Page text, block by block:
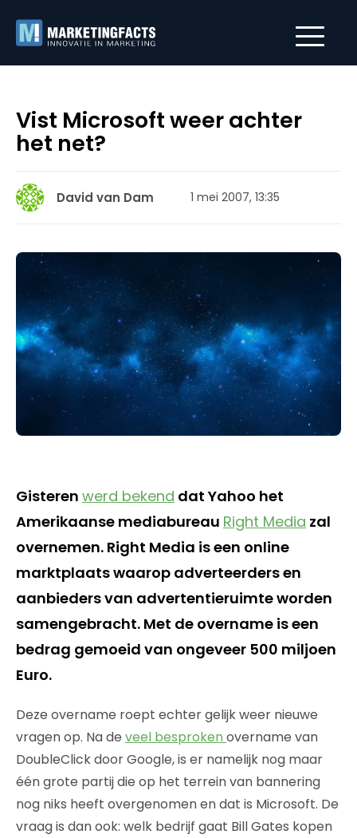
Vist Microsoft weer achter
het net?
David van Dam 1 mei 2007, 13:35
Gisteren werd bekend dat Yahoo het
Amerikaanse mediabureau Right Media zal
overnemen. Right Media is een online
marktplaats waarop adverteerders en
aanbieders van advertentieruimte worden
samengebracht. Met de overname is een
bedrag gemoeid van ongeveer 500 miljoen
Euro.
Deze overname roept echter gelijk weer nieuwe
vragen op. Na de veel besproken overname van
DoubleClick door Google, is er namelijk nog maar
één grote partij die op het terrein van bannering
nog niks heeft overgenomen en dat is Microsoft. De
vraag is dan ook: welk bedrijf gaat Bill Gates kopen